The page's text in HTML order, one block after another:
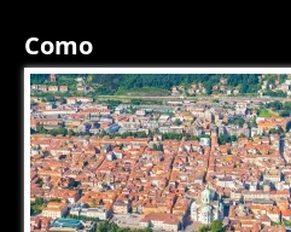
Como